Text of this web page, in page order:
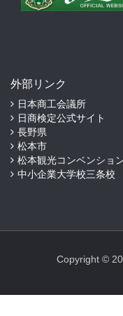
外部リンク
日本商工会議所
日商検定公式サイト
長野県
松本市
松本観光コンベンショ
中小企業大学校三条校
Copyright ©